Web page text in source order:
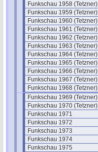
Funkschau 1958 (Tetzner)
Funkschau 1959 (Tetzner)
Funkschau 1960 (Tetzner)
Funkschau 1961 (Tetzner)
Funkschau 1962 (Tetzner)
Funkschau 1963 (Tetzner)
Funkschau 1964 (Tetzner)
Funkschau 1965 (Tetzner)
Funkschau 1966 (Tetzner)
Funkschau 1967 (Tetzner)
Funkschau 1968 (Tetzner)
Funkschau 1969 (Tetzner)
Funkschau 1970 (Tetzner)
Funkschau 1971
Funkschau 1972
Funkschau 1973
Funkschau 1974
Funkschau 1975